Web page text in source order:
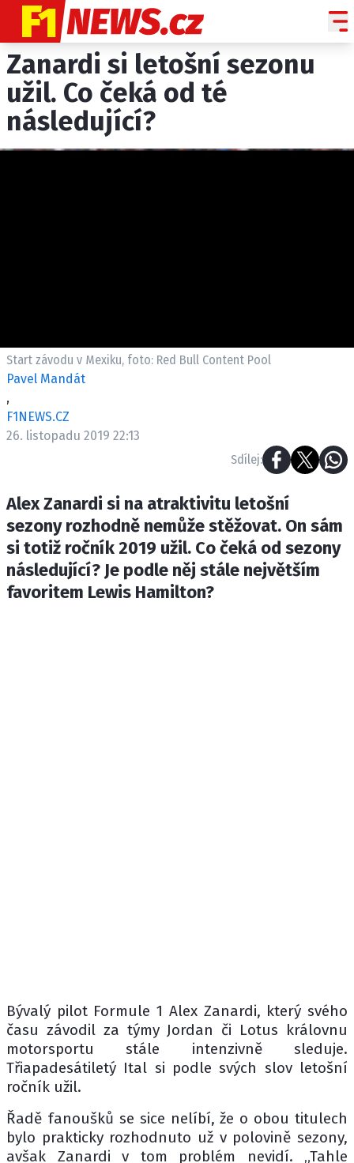
NOVINKY
GRAND PRIX
PADDOCK LINE
ETICKÝ KODEX
OSOBNÍ ÚDAJE / COOKIES
Provozovatelem serveru F1NEWS.cz je
INCORP MEDIA GROUP s.r.o., IČ: 118 23 054
Zanardi si letošní sezonu
užil. Co čeká od té
následující?
Start závodu v Mexiku, foto: Red Bull Content Pool
Pavel Mandát
,
F1NEWS.CZ
26. listopadu 2019 22:13
Sdílej:
Alex Zanardi si na atraktivitu letošní
sezony rozhodně nemůže stěžovat. On sám
si totiž ročník 2019 užil. Co čeká od sezony
následující? Je podle něj stále největším
favoritem Lewis Hamilton?
Bývalý pilot Formule 1 Alex Zanardi, který svého
času závodil za týmy Jordan či Lotus královnu
motorsportu stále intenzivně sleduje.
Třiapadesátiletý Ital si podle svých slov letošní
ročník užil.
Řadě fanoušků se sice nelíbí, že o obou titulech
bylo prakticky rozhodnuto už v polovině sezony,
avšak Zanardi v tom problém nevidí. „Tahle